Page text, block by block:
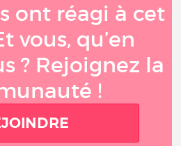
ont réagi à cet
vous, qu’en
? Rejoignez la
!